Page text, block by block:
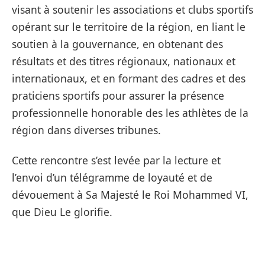
visant à soutenir les associations et clubs sportifs
opérant sur le territoire de la région, en liant le
soutien à la gouvernance, en obtenant des
résultats et des titres régionaux, nationaux et
internationaux, et en formant des cadres et des
praticiens sportifs pour assurer la présence
professionnelle honorable des les athlètes de la
région dans diverses tribunes.
Cette rencontre s’est levée par la lecture et
l’envoi d’un télégramme de loyauté et de
dévouement à Sa Majesté le Roi Mohammed VI,
que Dieu Le glorifie.